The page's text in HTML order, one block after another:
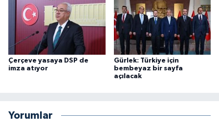
Çerçeve yasaya DSP de
imza atıyor
Gürlek: Türkiye için
bembeyaz bir sayfa
açılacak
Yorumlar